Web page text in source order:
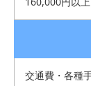
交通費・各種